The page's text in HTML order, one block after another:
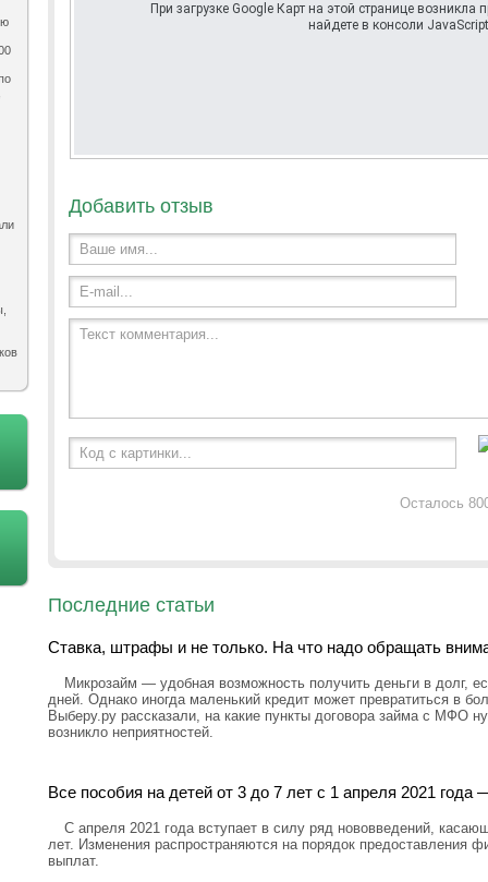
При загрузке Google Карт на этой странице
найдете в консоли
Добавить отзыв
Ваше имя...
E-mail...
Текст комментария...
Код с картинки...
Осталось
Последние статьи
Ставка, штрафы и не только. На что надо обращать
Микрозайм — удобная возможность получить деньги в долг,
дней. Однако иногда маленький кредит может превратиться в
Выберу.ру рассказали, на какие пункты договора займа с МФО
возникло неприятностей.
Все пособия на детей от 3 до 7 лет с 1 апреля 2021
С апреля 2021 года вступает в силу ряд нововведений,
лет. Изменения распространяются на порядок предоставления
выплат.